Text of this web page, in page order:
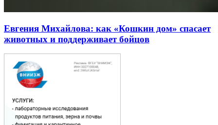
Евгения Михайлова: как «Кошкин дом» спасает
животных и поддерживает бойцов